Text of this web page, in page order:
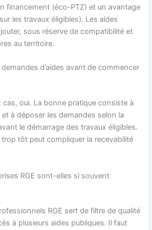
financement (éco-PTZ) et un avantage
les travaux éligibles). Les aides
sous réserve de compatibilité et
au territoire.
d’aides avant de commencer
cas, oui. La bonne pratique consiste à
et à déposer les demandes selon la
le démarrage des travaux éligibles.
tôt peut compliquer la recevabilité
RGE sont-elles si souvent
RGE sert de filtre de qualité
à plusieurs aides publiques. Il faut